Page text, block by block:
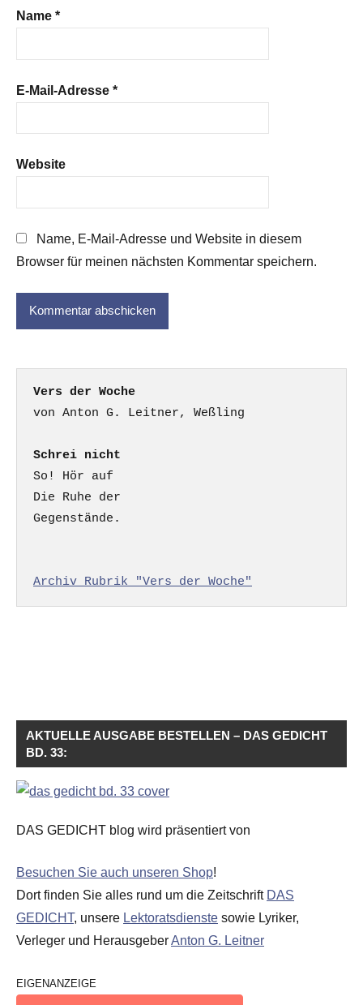
Name *
E-Mail-Adresse *
Website
Name, E-Mail-Adresse und Website in diesem
Browser für meinen nächsten Kommentar speichern.
Vers der Woche
Schrei nicht
So! Hör auf
Die Ruhe der
Gegenstände.
Archiv Rubrik "Vers der Woche"
AKTUELLE AUSGABE BESTELLEN – DAS GEDICHT
BD. 33:
DAS GEDICHT blog wird präsentiert von
Besuchen Sie auch unseren Shop!
Dort finden Sie alles rund um die Zeitschrift DAS
GEDICHT, unsere Lektoratsdienste sowie Lyriker,
Verleger und HerausgeberAnton G. Leitner
EIGENANZEIGE